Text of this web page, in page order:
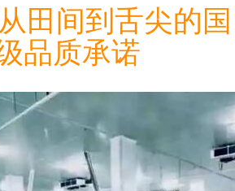
田间到舌尖的国
品质承诺